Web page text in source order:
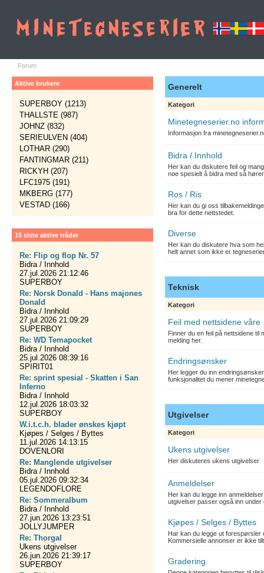
Forum
Aktive brukere
SUPERBOY (1213)
THALLSTE (987)
JOHNZ (832)
SERIEULVEN (404)
LOTHAR (290)
FANTINGMAR (211)
RICKYH (207)
LFC1975 (191)
MKBERG (177)
VESTAD (166)
15 siste aktive tråder
Re: Flip og flop Nr. 57
Bidra / Innhold
27.jul.2026 21:12:46
SUPERBOY
Re: Norsk Donald - Hans majones
Donald
Bidra / Innhold
27.jul.2026 21:09:29
SUPERBOY
Re: WD Temapocket
Bidra / Innhold
25.jul.2026 08:39:16
SPIRIT01
Re: sprint spesial - Skatten i San
Inferno
Bidra / Innhold
12.jul.2026 18:03:32
SUPERBOY
W.i.t.c.h. blader ønskes kjøpt
Kjøpes / Selges / Byttes
11.jul.2026 14:13:15
DOVENLORI
Re: Manglende utgivelser
Bidra / Innhold
05.jul.2026 09:32:34
LEGENDOFLORE
Re: Sommeralbum
Bidra / Innhold
27.jun.2026 13:23:51
JOLLYJUMPER
Re: Thorgal
Ukens utgivelser
26.jun.2026 21:39:17
SUPERBOY
Generelt
Kategori
Minetegneserier.no
Informasjon fra
Bidra / Innhold
Her kan du diskutere feil og
noe spesielt å bidra med så
Ros / Ris
Her kan du gi oss
bra for dette nettstedet.
Diverse
Her kan du diskutere hva som
helt annet som ikke er
Teknisk
Kategori
Feil med nettsidene våre
Finner du en feil på nettsidene til
melding her.
Endringsønsker
Her legger du inn
funksjonalitet du mener
Utgivelser
Kategori
Ukens utgivelser
Her diskuteres ukens utgivelser
Anmeldelser
Her kan du legge inn
utgivelser passer også inn under
Kjøpes / Selges / Byttes
Har kan du legge ut forespørsler
Kommersielle annonser er ikke
Gradering